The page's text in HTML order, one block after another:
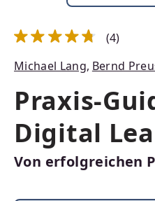
(4)
Michael Lang, Bernd
Praxis-
Digital
Von erfolgreichen